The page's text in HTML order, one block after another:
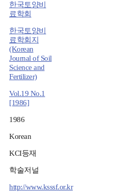
한국토양비
료학회
한국토양비
료학회지
(Korean
Journal of Soil
Science and
Fertilizer)
Vol.19 No.1
[1986]
1986
Korean
KCI등재
학술저널
http://www.ksssf.or.kr